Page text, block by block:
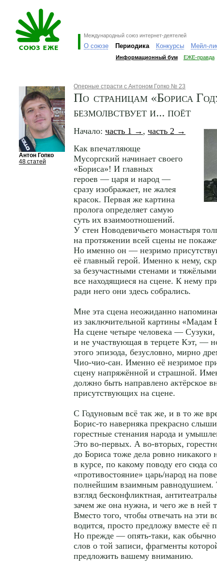
Международный союз интернет-деятелей
О союзе Периодика Конкурсы Мейл-
Информационный бум ЕЖЕ-правда
Антон Гопко
48 статей
Оперные страсти с Антоном Гопко № 23
По страницам «Бориса
безмолвствует и... поёт
Начало: часть 1 → , часть 2 →
Как впечатляюще
Мусоргский начинает своего
«Бориса»! И главных
героев — царя и народ —
сразу изображает, не жалея
красок. Первая же картина
пролога определяет самую
суть их взаимоотношений.
У стен Новодевичьего монастыря
на протяжении всей сцены не
Но именно он — незримо
её главный герой. Именно к нему,
за безучастными стенами и
все находящиеся на сцене. К нему
ради него они здесь собрались.
Мне эта сцена неожиданно
из заключительной картины «Мадам
На сцене четыре человека —
и не участвующая в терцете Кэт, —
этого эпизода, безусловно, мирно
Чио-чио-сан. Именно её незримое
сцену напряжённой и страшной.
должно быть направлено актёрское
присутствующих на сцене.
С Годуновым всё так же, и в то же
Борис-то наверняка прекрасно
горестные стенания народа и
Это во-первых. А во-вторых,
до Бориса тоже дела ровно никакого
в курсе, по какому поводу его сюда
«противостояние» царь/народ на
полнейшим взаимным равнодушием.
взгляд бесконфликтная,
зачем же она нужна, и чего же в ней
Вместо того, чтобы отвечать на эти
водится, просто предложу вместе её
Но прежде — опять-таки, как
слов о той записи, фрагменты
предложить вашему вниманию.